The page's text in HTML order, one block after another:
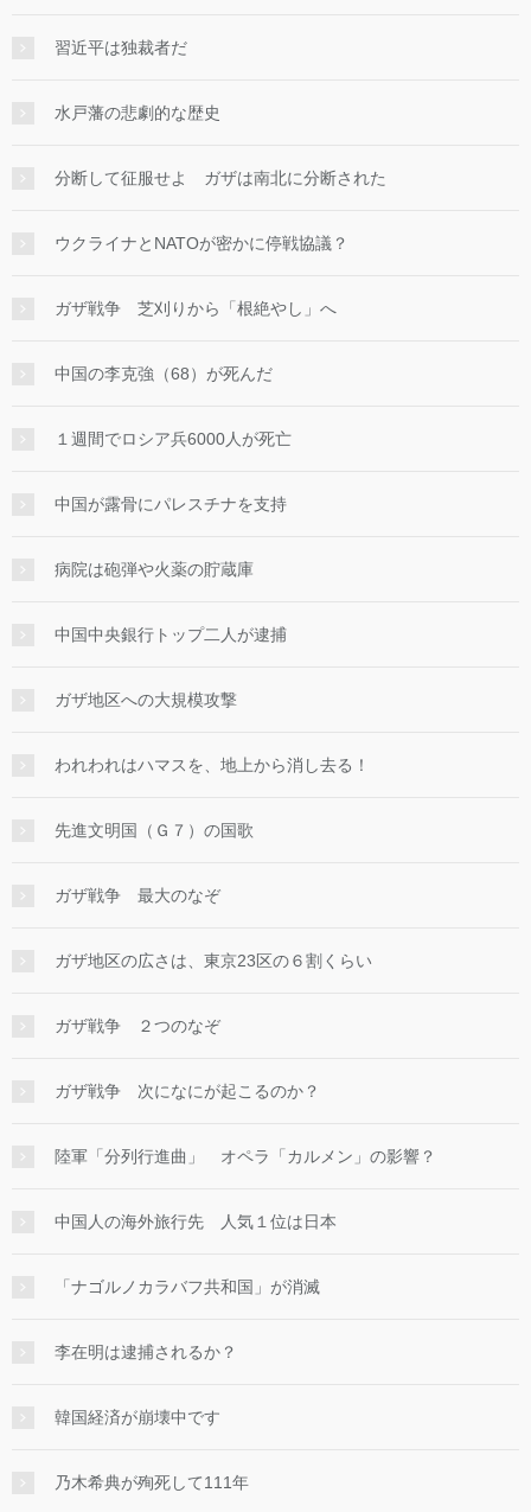
習近平は独裁者だ
水戸藩の悲劇的な歴史
分断して征服せよ ガザは南北に分断された
ウクライナとNATOが密かに停戦協議？
ガザ戦争 芝刈りから「根絶やし」へ
中国の李克強（68）が死んだ
１週間でロシア兵6000人が死亡
中国が露骨にパレスチナを支持
病院は砲弾や火薬の貯蔵庫
中国中央銀行トップ二人が逮捕
ガザ地区への大規模攻撃
われわれはハマスを、地上から消し去る！
先進文明国（Ｇ７）の国歌
ガザ戦争 最大のなぞ
ガザ地区の広さは、東京23区の６割くらい
ガザ戦争 ２つのなぞ
ガザ戦争 次になにが起こるのか？
陸軍「分列行進曲」 オペラ「カルメン」の影響？
中国人の海外旅行先 人気１位は日本
「ナゴルノカラバフ共和国」が消滅
李在明は逮捕されるか？
韓国経済が崩壊中です
乃木希典が殉死して111年